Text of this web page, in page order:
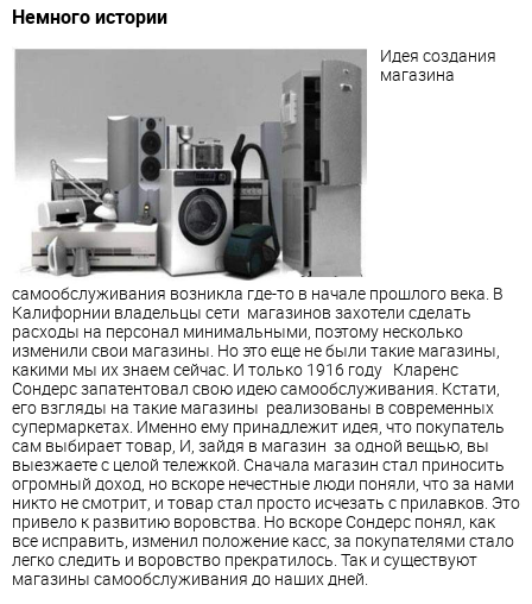
Немного истории
Идея создания
магазина
самообслуживания возникла где-то в начале прошлого века. В
Калифорнии владельцы сети магазинов захотели сделать
расходы на персонал минимальными, поэтому несколько
изменили свои магазины. Но это еще не были такие магазины,
какими мы их знаем сейчас. И только 1916 году Кларенс
Сондерс запатентовал свою идею самообслуживания. Кстати,
его взгляды на такие магазины реализованы в современных
супермаркетах. Именно ему принадлежит идея, что покупатель
сам выбирает товар, И, зайдя в магазин за одной вещью, вы
выезжаете с целой тележкой. Сначала магазин стал приносить
огромный доход, но вскоре нечестные люди поняли, что за нами
никто не смотрит, и товар стал просто исчезать с прилавков. Это
привело к развитию воровства. Но вскоре Сондерс понял, как
все исправить, изменил положение касс, за покупателями стало
легко следить и воровство прекратилось. Так и существуют
магазины самообслуживания до наших дней.